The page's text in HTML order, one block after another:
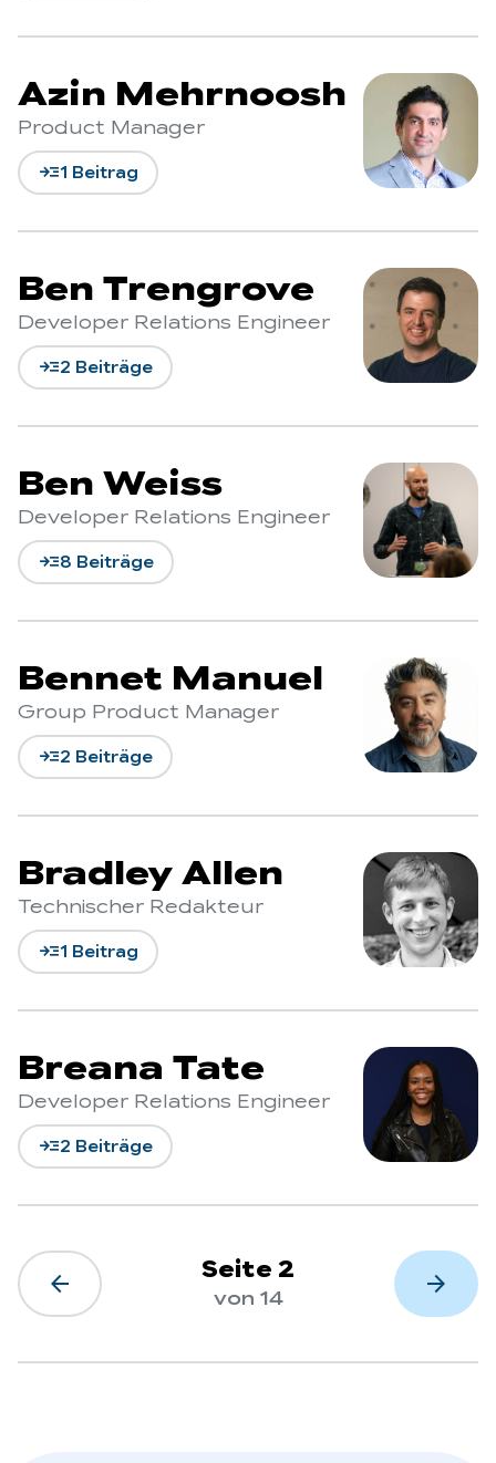
Azin Mehrnoosh
Product Manager
read_more1 Beitrag
Ben Trengrove
Developer Relations Engineer
read_more2 Beiträge
Ben Weiss
Developer Relations Engineer
read_more8 Beiträge
Bennet Manuel
Group Product Manager
read_more2 Beiträge
Bradley Allen
Technischer Redakteur
read_more1 Beitrag
Breana Tate
Developer Relations Engineer
read_more2 Beiträge
arrow_back Seite 2
von 14 arrow_forward